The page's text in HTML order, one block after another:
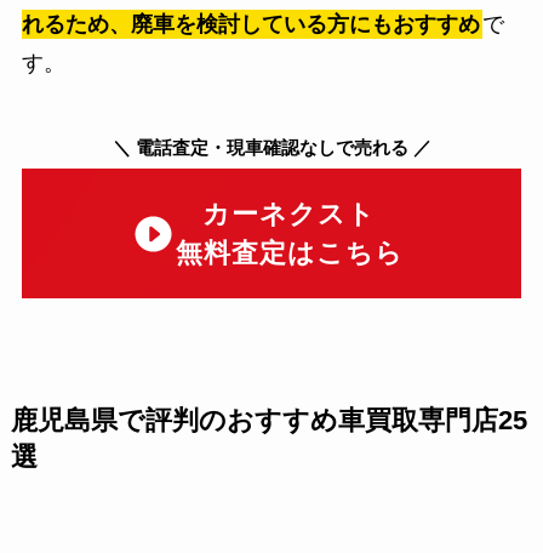
れるため、廃車を検討している方にもおすすめで
す。
＼ 電話査定・現車確認なしで売れる ／
カーネクスト
無料査定はこちら
鹿児島県で評判のおすすめ車買取専門店25
選